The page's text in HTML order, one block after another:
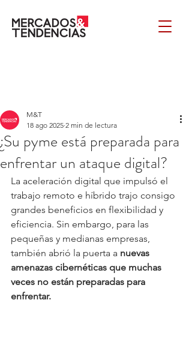
¿Su pyme está preparada para
enfrentar un ataque digital?
M&T
18 ago 2025 2 min de lectura
La aceleración digital que impulsó el
trabajo remoto e híbrido trajo consigo
grandes beneficios en flexibilidad y
eficiencia. Sin embargo, para las
pequeñas y medianas empresas,
también abrió la puerta a nuevas
amenazas cibernéticas que muchas
veces no están preparadas para
enfrentar.